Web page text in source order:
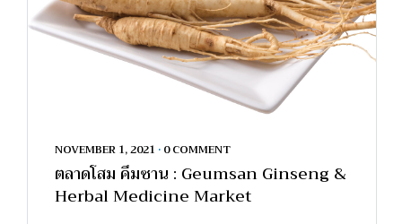
NOVEMBER 1, 2021 • 0 COMMENT
ตลาดโสม คึมซาน : Geumsan Ginseng &
Herbal Medicine Market